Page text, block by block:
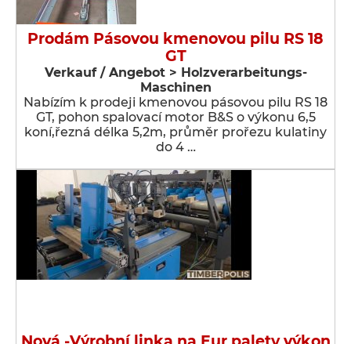
Prodám Pásovou kmenovou pilu RS 18
GT
Verkauf / Angebot > Holzverarbeitungs-
Maschinen
Nabízím k prodeji kmenovou pásovou pilu RS 18
GT, pohon spalovací motor B&S o výkonu 6,5
koní,řezná délka 5,2m, průměr prořezu kulatiny
do 4 …